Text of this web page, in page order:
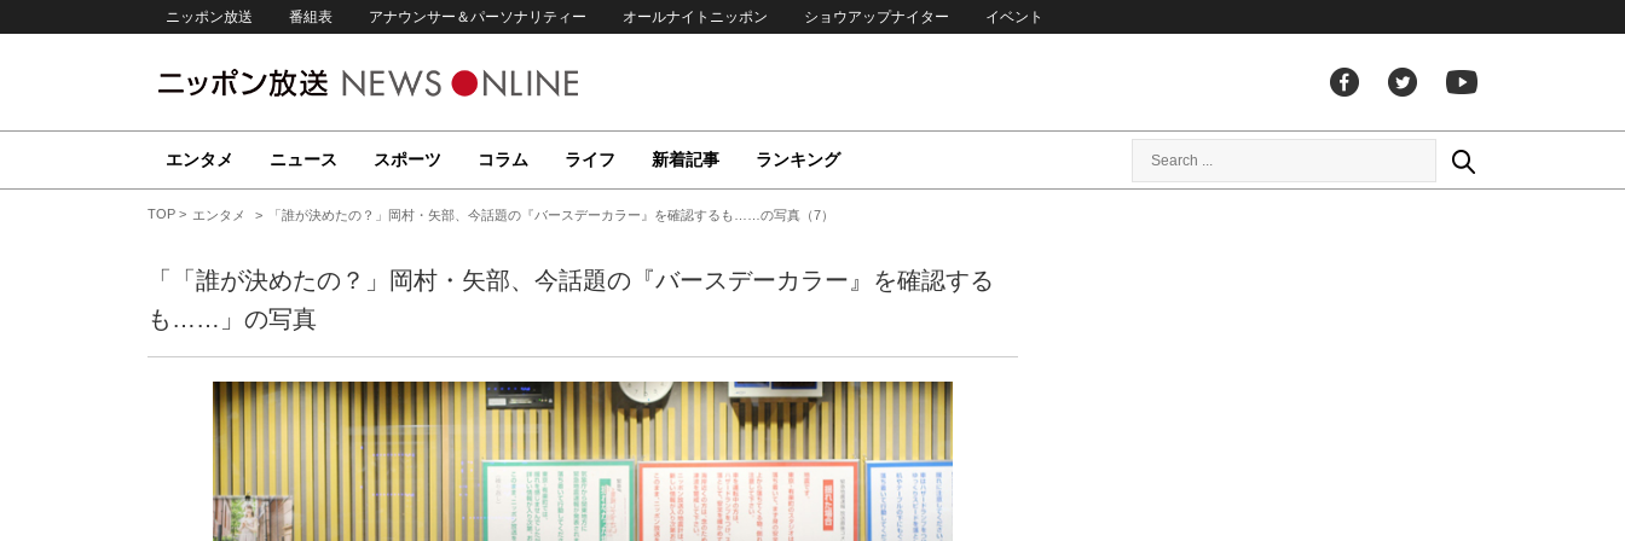
ニッポン放送 番組表 アナウンサー＆パーソナリティー オールナイトニッポン ショウアップナイター イベント
エンタメ ニュース スポーツ コラム ライフ 新着記事 ランキング
TOP エンタメ 「誰が決めたの？」岡村・矢部、今話題の『バースデーカラー』を確認するも……の写真（7）
「「誰が決めたの？」岡村・矢部、今話題の『バースデーカラー』を確認する
も……」の写真